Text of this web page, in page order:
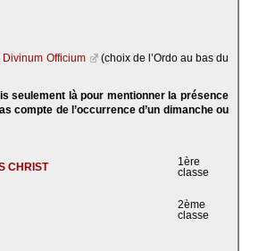
Divinum Officium
(choix de l’Ordo au bas du
seulement là pour mentionner la présence
compte de l’occurrence d’un dimanche ou
CHRIST
1ère
classe
2ème
classe